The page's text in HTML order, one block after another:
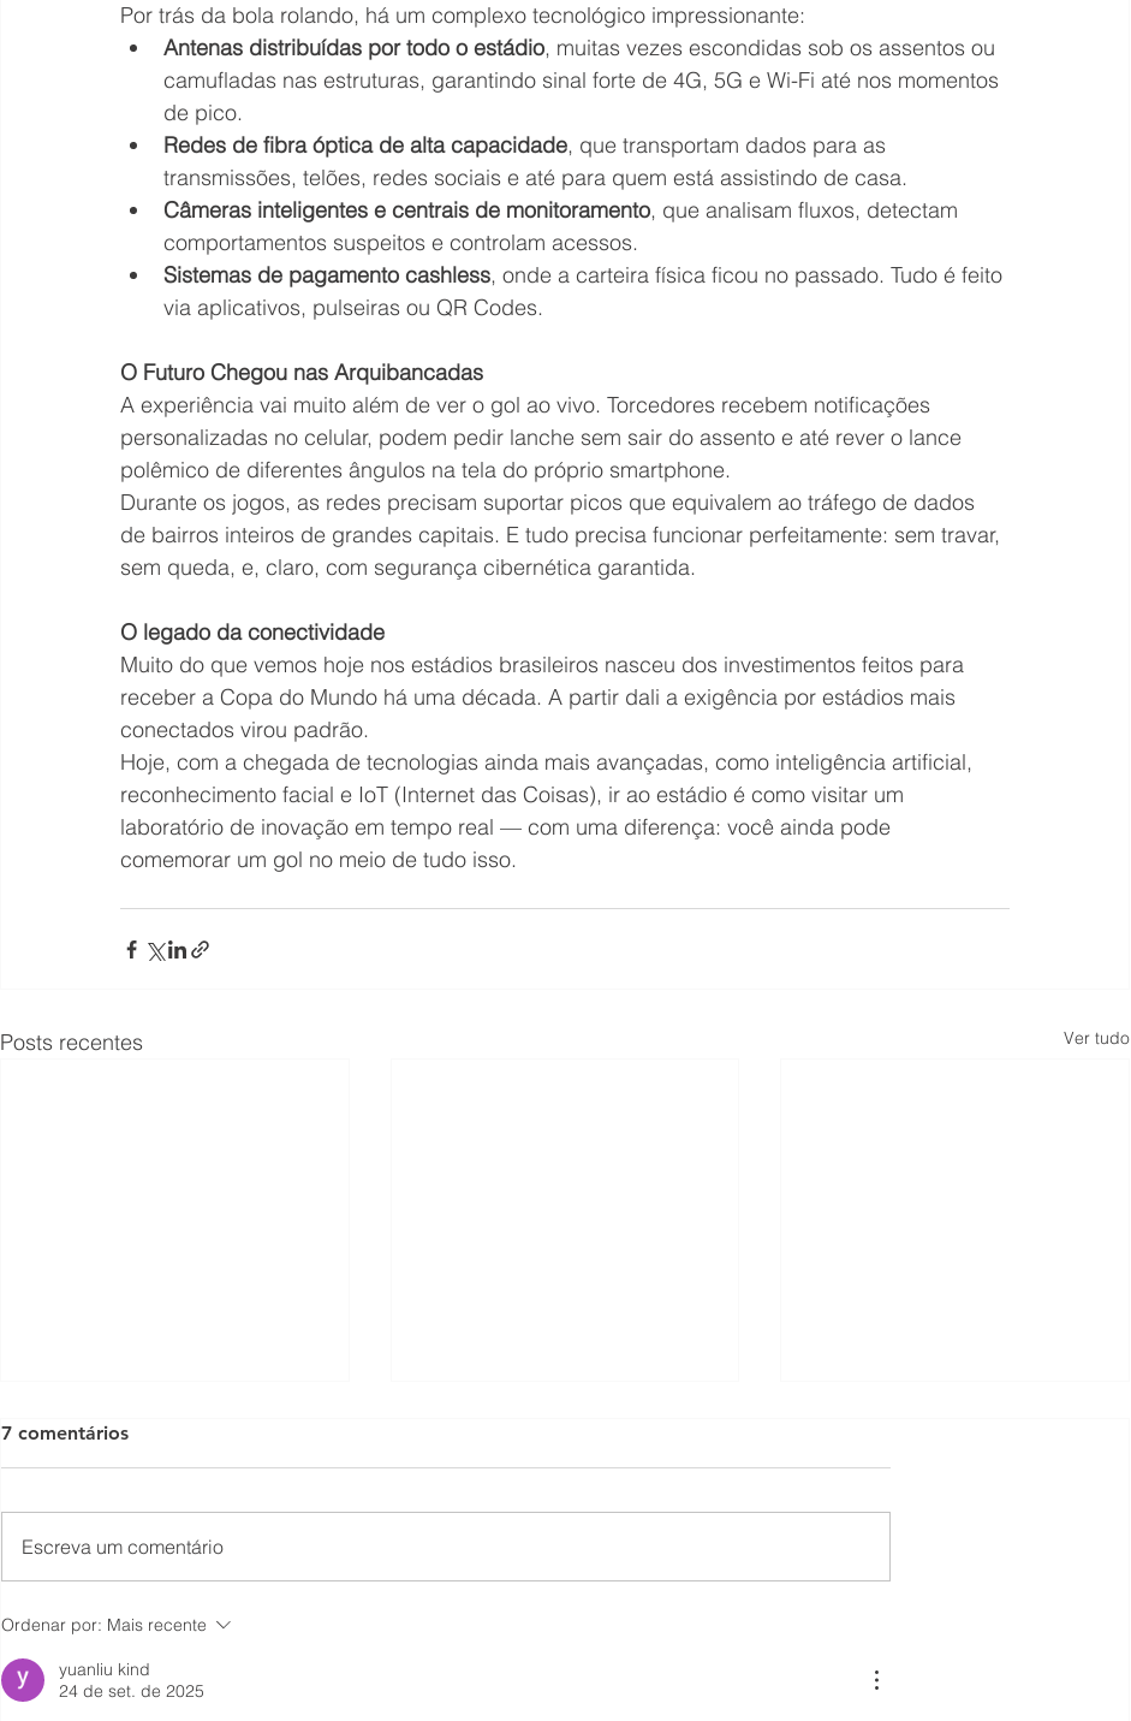
Por trás da bola rolando, há um complexo tecnológico impressionante:
Antenas distribuídas por todo o estádio, muitas vezes escondidas sob os assentos ou
camufladas nas estruturas, garantindo sinal forte de 4G, 5G e Wi-Fi até nos momentos
de pico.
Redes de fibra óptica de alta capacidade, que transportam dados para as
transmissões, telões, redes sociais e até para quem está assistindo de casa.
Câmeras inteligentes e centrais de monitoramento, que analisam fluxos, detectam
comportamentos suspeitos e controlam acessos.
Sistemas de pagamento cashless, onde a carteira física ficou no passado. Tudo é feito
via aplicativos, pulseiras ou QR Codes.
O Futuro Chegou nas Arquibancadas
A experiência vai muito além de ver o gol ao vivo. Torcedores recebem notificações
personalizadas no celular, podem pedir lanche sem sair do assento e até rever o lance
polêmico de diferentes ângulos na tela do próprio smartphone.
Durante os jogos, as redes precisam suportar picos que equivalem ao tráfego de dados
de bairros inteiros de grandes capitais. E tudo precisa funcionar perfeitamente: sem travar,
sem queda, e, claro, com segurança cibernética garantida.
O legado da conectividade
Muito do que vemos hoje nos estádios brasileiros nasceu dos investimentos feitos para
receber a Copa do Mundo há uma década. A partir dali a exigência por estádios mais
conectados virou padrão.
Hoje, com a chegada de tecnologias ainda mais avançadas, como inteligência artificial,
reconhecimento facial e IoT (Internet das Coisas), ir ao estádio é como visitar um
laboratório de inovação em tempo real — com uma diferença: você ainda pode
comemorar um gol no meio de tudo isso.
Posts recentes Ver tudo
ERBs Fake: o risco invisível
condomínios de São Paulo
7 comentários
Escreva um comentário
Ordenar por: Mais recente
yuanliu kind
24 de set. de 2025